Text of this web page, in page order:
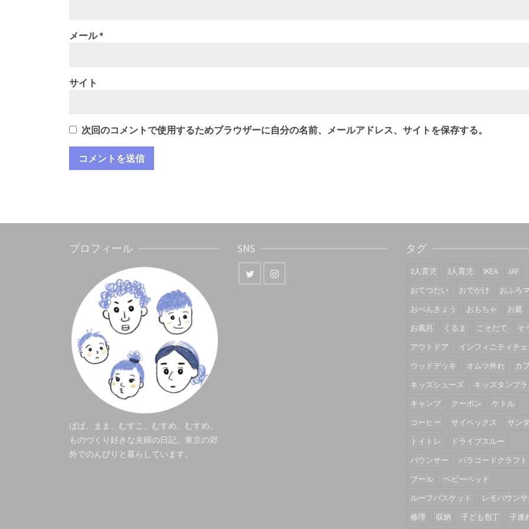
メール*
サイト
次回のコメントで使用するためブラウザーに自分の名前、メールアドレス、サイトを保存する。
プロフィール
ぱぱ、まま、むすこ、むすめ、むすめ。
ものづくり好きな夫婦の日記。東京の郊
外でのんびりと暮らしています。
SNS タグ
2人育児 3人育児 IKEA
JAF
おてつだい
おでかけ
おふろ
おべんきょう
おもちゃ
お庭
お風呂
くるま こそだて
そ
アウトドア
インフィニティチ
ウッドデッキ
オムツ外れ
カ
キッズシューズ
キッズタンブ
キャンプ
クーポン
ケトル
コーヒー
サイベックス
サン
トイトレ
ドライブスルー
バウンサー
パラコードクラフト
プール
ベビーベッド
ルーフバスケット
レモバウン
修理
収納 子ども包丁 子連